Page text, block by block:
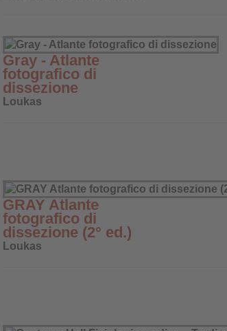
Gray - Atlante
fotografico di
dissezione
Loukas
GRAY Atlante
fotografico di
dissezione (2° ed.)
Loukas